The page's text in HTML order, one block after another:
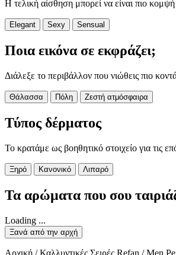
Η τελική αίσθηση μπορεί να είναι πιο
Elegant Sexy Sensual
Ποια εικόνα σε εκφράζει;
Διάλεξε το περιβάλλον που νιώθεις πιο
Θάλασσα Πόλη Ζεστή ατμόσφαιρα
Τύπος δέρματος
Το κρατάμε ως βοηθητικό στοιχείο για τις
Ξηρό Κανονικό Λιπαρό
Τα αρώματα που σου
Loading ...
Ξανά από την αρχή
Αρχική / Καλλυντικές Σειρές Refan / Men